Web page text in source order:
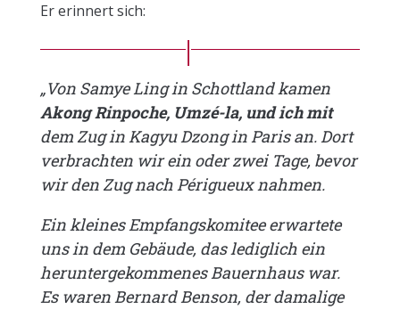
Er erinnert sich:
„Von Samye Ling in Schottland kamen
Akong Rinpoche, Umzé-la, und ich mit
dem Zug in Kagyu Dzong in Paris an. Dort
verbrachten wir ein oder zwei Tage, bevor
wir den Zug nach Périgueux nahmen.
Ein kleines Empfangskomitee erwartete
uns in dem Gebäude, das lediglich ein
heruntergekommenes Bauernhaus war.
Es waren Bernard Benson, der damalige